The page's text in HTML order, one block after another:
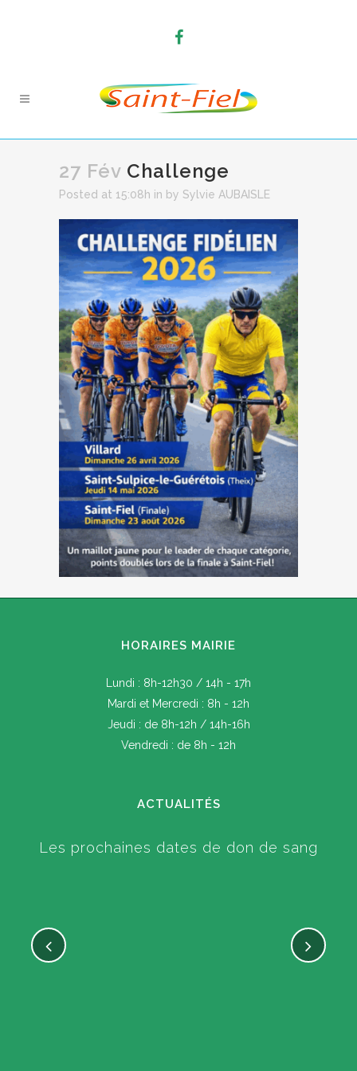
27 Fév Challenge
Posted at 15:08h in by Sylvie AUBAISLE
HORAIRES MAIRIE
Lundi : 8h-12h30 / 14h - 17h
Mardi et Mercredi : 8h - 12h
Jeudi : de 8h-12h / 14h-16h
Vendredi : de 8h - 12h
ACTUALITÉS
Les prochaines dates de don de sang